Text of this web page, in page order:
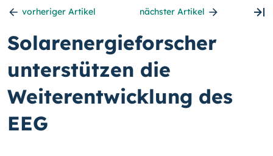
vorheriger Artikel nächster Artikel
Solarenergieforscher
unterstützen die
Weiterentwicklung des
EEG